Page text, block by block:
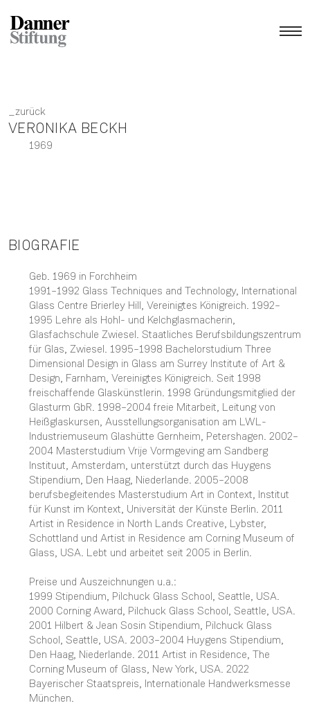
zurück
VERONIKA BECKH
1969
BIOGRAFIE
Geb. 1969 in Forchheim
1991–1992 Glass Techniques and Technology, International
Glass Centre Brierley Hill, Vereinigtes Königreich. 1992–
1995 Lehre als Hohl- und Kelchglasmacherin,
Glasfachschule Zwiesel. Staatliches Berufsbildungszentrum
für Glas, Zwiesel. 1995–1998 Bachelorstudium Three
Dimensional Design in Glass am Surrey Institute of Art &
Design, Farnham, Vereinigtes Königreich. Seit 1998
freischaffende Glaskünstlerin. 1998 Gründungsmitglied der
Glasturm GbR. 1998–2004 freie Mitarbeit, Leitung von
Heißglaskursen, Ausstellungsorganisation am LWL-
Industriemuseum Glashütte Gernheim, Petershagen. 2002–
2004 Masterstudium Vrije Vormgeving am Sandberg
Instituut, Amsterdam, unterstützt durch das Huygens
Stipendium, Den Haag, Niederlande. 2005–2008
berufsbegleitendes Masterstudium Art in Context, Institut
für Kunst im Kontext, Universität der Künste Berlin. 2011
Artist in Residence in North Lands Creative, Lybster,
Schottland und Artist in Residence am Corning Museum of
Glass, USA. Lebt und arbeitet seit 2005 in Berlin.
Preise und Auszeichnungen u.a.:
1999 Stipendium, Pilchuck Glass School, Seattle, USA.
2000 Corning Award, Pilchuck Glass School, Seattle, USA.
2001 Hilbert & Jean Sosin Stipendium, Pilchuck Glass
School, Seattle, USA. 2003–2004 Huygens Stipendium,
Den Haag, Niederlande. 2011 Artist in Residence, The
Corning Museum of Glass, New York, USA. 2022
Bayerischer Staatspreis, Internationale Handwerksmesse
München.